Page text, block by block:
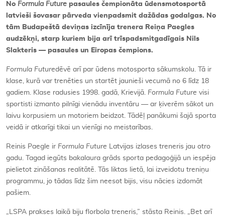
No Formula Future pasaules čempionāta ūdensmotosportā
latvieši šovasar pārveda vienpadsmit dažādas godalgas. No
tām Budapeštā deviņas izcīnīja trenera Reiņa Paegles
audzēkņi, starp kuriem bija arī trīspadsmitgadīgais Nils
Slakteris — pasaules un Eiropas čempions.
Formula Futuredēvē arī par ūdens motosporta sākumskolu. Tā ir
klase, kurā var trenēties un startēt jaunieši vecumā no 6 līdz 18
gadiem. Klase radusies 1998. gadā, Krievijā. Formula Future visi
sportisti izmanto pilnīgi vienādu inventāru — ar ķiverēm sākot un
laivu korpusiem un motoriem beidzot. Tādēļ panākumi šajā sporta
veidā ir atkarīgi tikai un vienīgi no meistarības.
Reinis Paegle ir Formula Future Latvijas izlases treneris jau otro
gadu. Tagad iegūts bakalaura grāds sporta pedagoģijā un iespēja
pielietot zināšanas realitātē. Tās liktas lietā, lai izveidotu treniņu
programmu, jo tādas līdz šim neesot bijis, visu nācies izdomāt
pašiem.
„LSPA prakses laikā biju florbola treneris,” stāsta Reinis. „Bet arī